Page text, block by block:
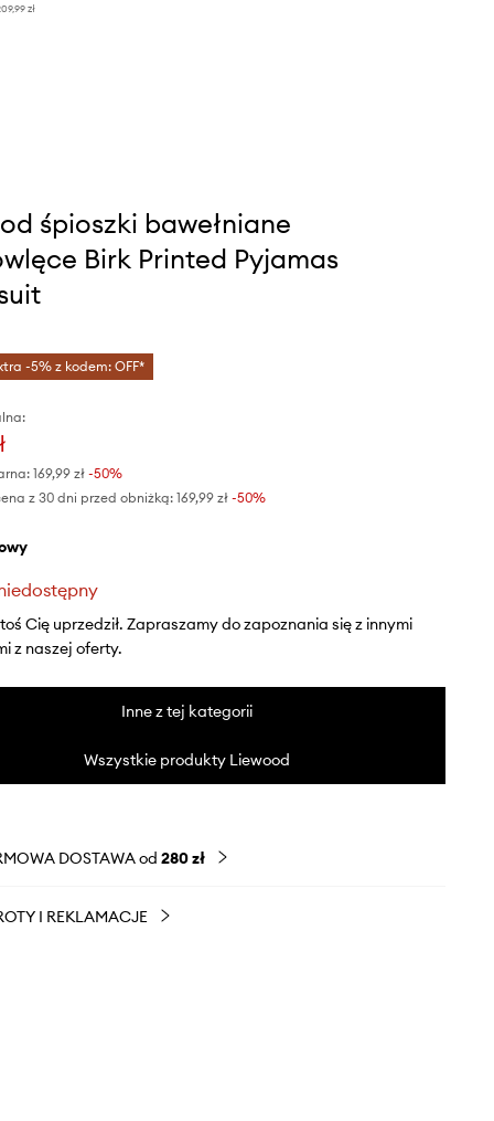
zł
śpioszki bawełniane
Birk Printed Pyjamas
-5% z kodem: OFF*
169,99 zł-50%
z 30 dni przed obniżką: 169,99 zł -50%
Cię uprzedził. Zapraszamy do zapoznania się z innymi
z naszej oferty.
Inne z tej kategorii
Wszystkie produkty Liewood
DOSTAWA od 280 zł
I REKLAMACJE